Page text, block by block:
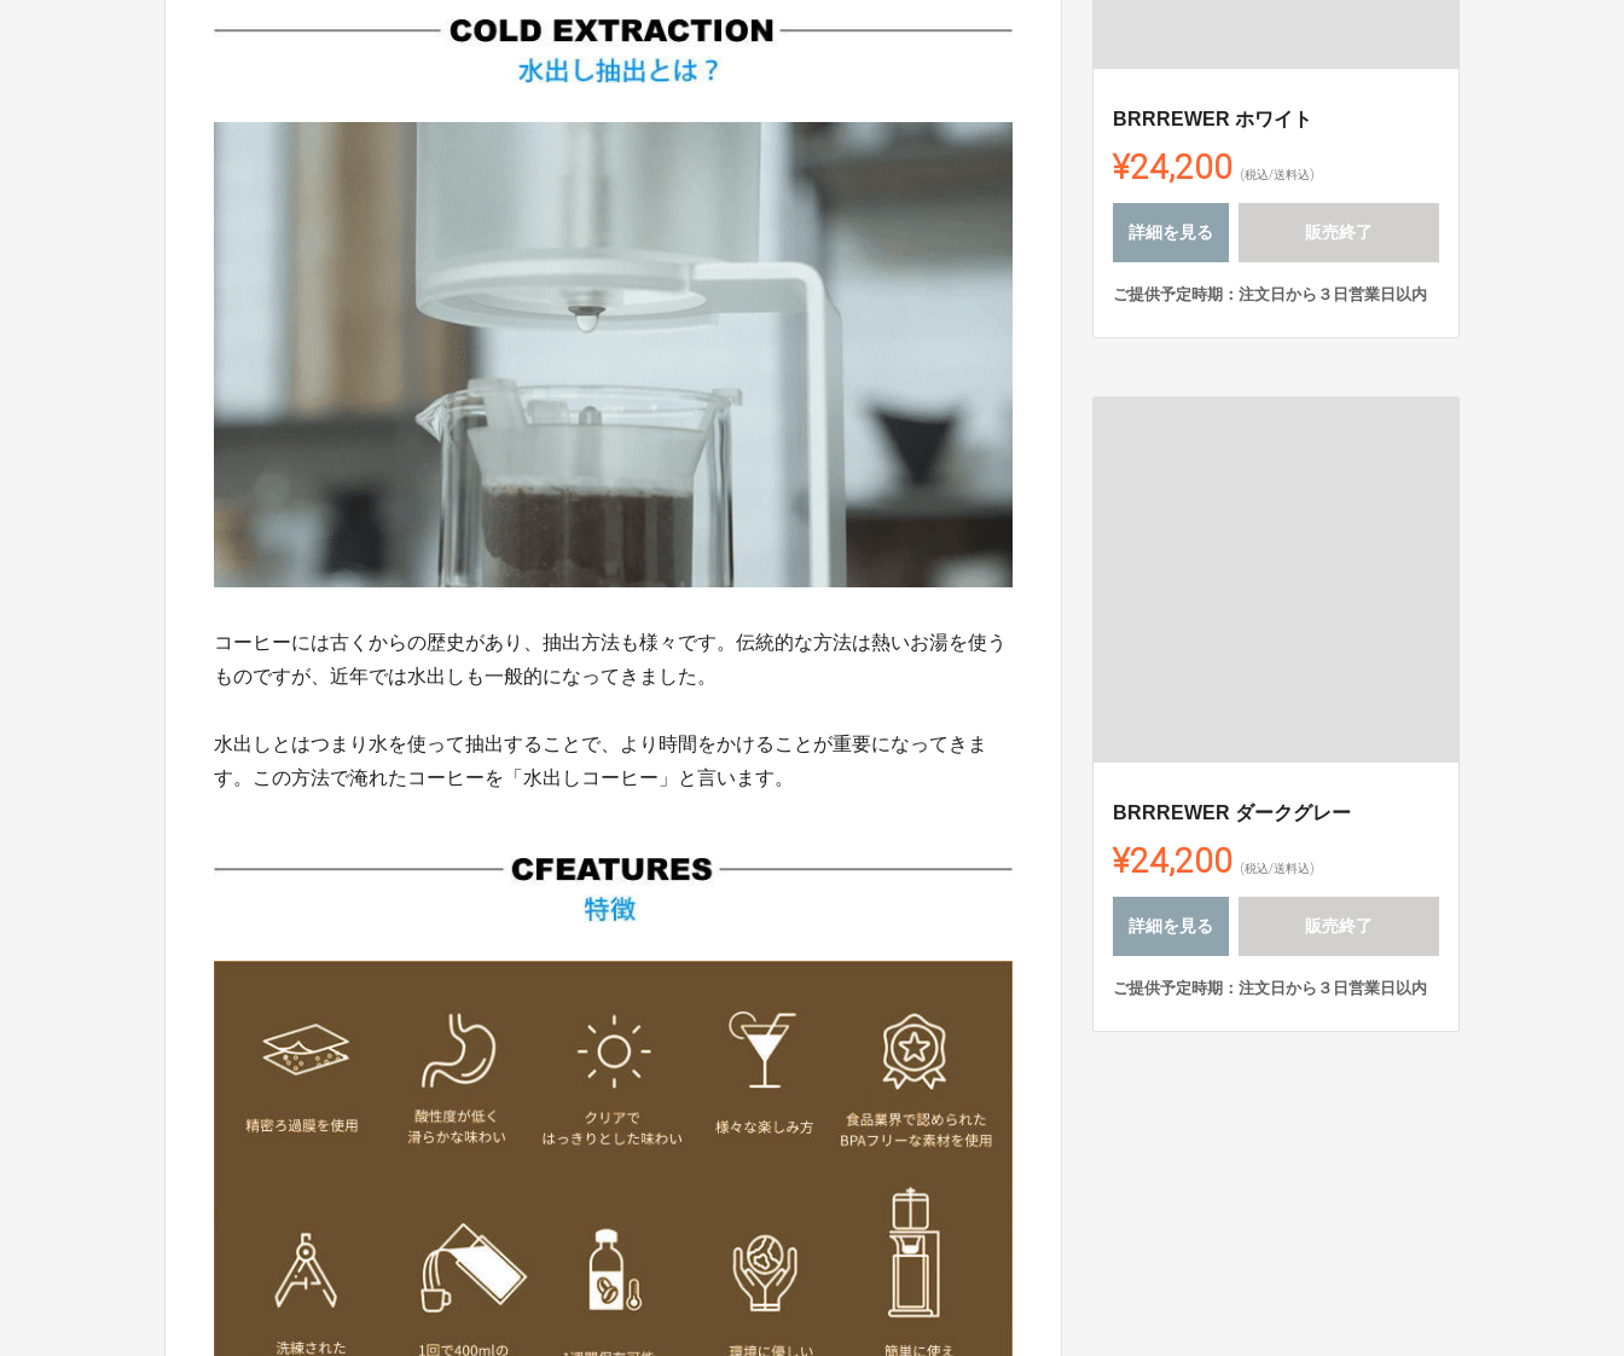
コーヒーには古くからの歴史があり、抽出方法も様々です。伝統的な方法は熱いお湯を使う
ものですが、近年では水出しも一般的になってきました。
水出しとはつまり水を使って抽出することで、より時間をかけることが重要になってきま
す。この方法で淹れたコーヒーを「水出しコーヒー」と言います。
BRRREWER ホワイト
¥24,200 (税込/送料込)
詳細を見る 販売終了
ご提供予定時期：注文日から３日営業日以内
BRRREWER ダークグレー
¥24,200 (税込/送料込)
詳細を見る 販売終了
ご提供予定時期：注文日から３日営業日以内